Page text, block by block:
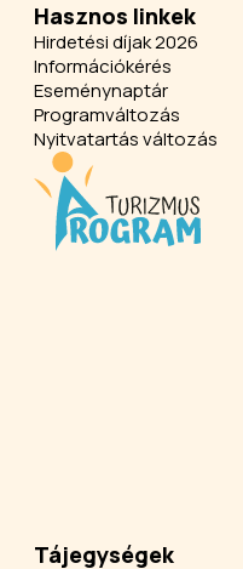
Hasznos linkek
Hirdetési díjak 2026
Információkérés
Eseménynaptár
Programváltozás
Nyitvatartás változás
Tájegységek